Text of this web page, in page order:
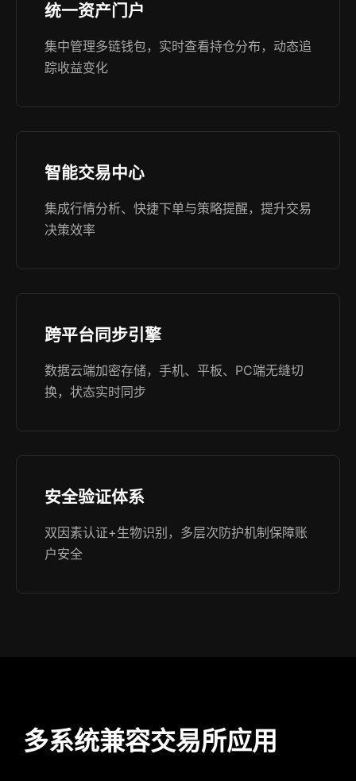
统一资产门户
集中管理多链钱包，实时查看持仓分布，动态追
踪收益变化
智能交易中心
集成行情分析、快捷下单与策略提醒，提升交易
决策效率
跨平台同步引擎
数据云端加密存储，手机、平板、PC端无缝切
换，状态实时同步
安全验证体系
双因素认证+生物识别，多层次防护机制保障账
户安全
多系统兼容交易所应用